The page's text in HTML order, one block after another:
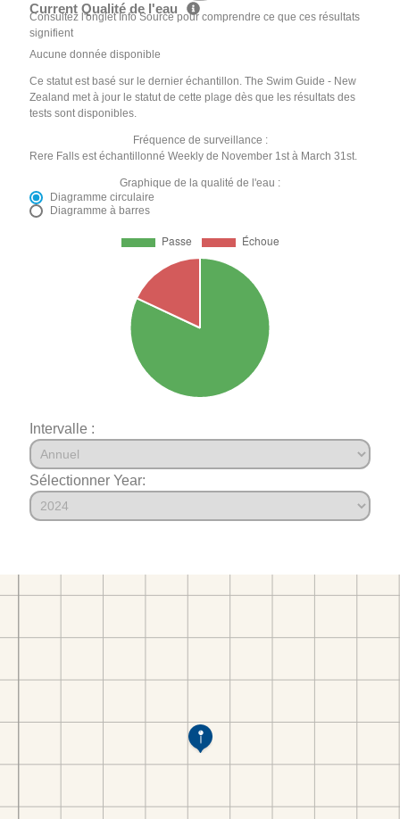
Current Qualité de l'eau
Consultez l'onglet Info Source pour comprendre ce que ces résultats
signifient
Aucune donnée disponible
Ce statut est basé sur le dernier échantillon. The Swim Guide - New
Zealand met à jour le statut de cette plage dès que les résultats des
tests sont disponibles.
Fréquence de surveillance :
Rere Falls est échantillonné Weekly de November 1st à March 31st.
Graphique de la qualité de l'eau :
Diagramme circulaire
Diagramme à barres
Intervalle :
Sélectionner Year: